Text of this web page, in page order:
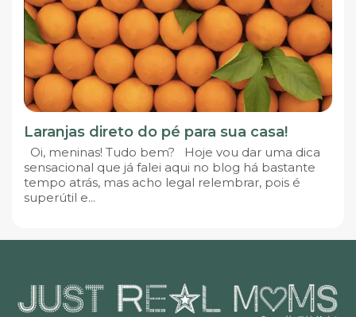
Laranjas direto do pé para sua casa!
Oi, meninas! Tudo bem? Hoje vou dar uma dica
sensacional que já falei aqui no blog há bastante
tempo atrás, mas acho legal relembrar, pois é
superútil e...